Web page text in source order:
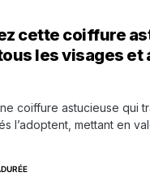
cette coiffure
les visages et
coiffure astucieuse qui
l’adoptent, mettant en